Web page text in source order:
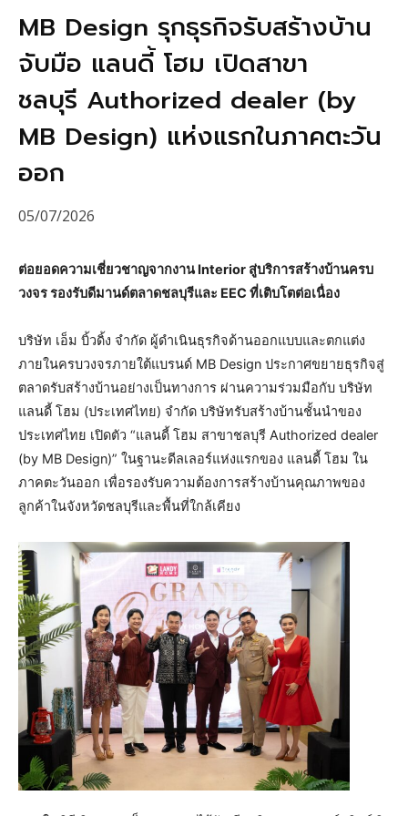
MB Design รุกธุรกิจรับสร้างบ้าน
จับมือ แลนดี้ โฮม เปิดสาขา
ชลบุรี Authorized dealer (by
MB Design) แห่งแรกในภาคตะวัน
ออก
05/07/2026
ต่อยอดความเชี่ยวชาญจากงาน Interior สู่บริการสร้างบ้านครบ
วงจร รองรับดีมานด์ตลาดชลบุรีและ EEC ที่เติบโตต่อเนื่อง
บริษัท เอ็ม บิ้วดิ้ง จำกัด ผู้ดำเนินธุรกิจด้านออกแบบและตกแต่ง
ภายในครบวงจรภายใต้แบรนด์ MB Design ประกาศขยายธุรกิจสู่
ตลาดรับสร้างบ้านอย่างเป็นทางการ ผ่านความร่วมมือกับ บริษัท
แลนดี้ โฮม (ประเทศไทย) จำกัด บริษัทรับสร้างบ้านชั้นนำของ
ประเทศไทย เปิดตัว “แลนดี้ โฮม สาขาชลบุรี Authorized dealer
(by MB Design)” ในฐานะดีลเลอร์แห่งแรกของ แลนดี้ โฮม ใน
ภาคตะวันออก เพื่อรองรับความต้องการสร้างบ้านคุณภาพของ
ลูกค้าในจังหวัดชลบุรีและพื้นที่ใกล้เคียง